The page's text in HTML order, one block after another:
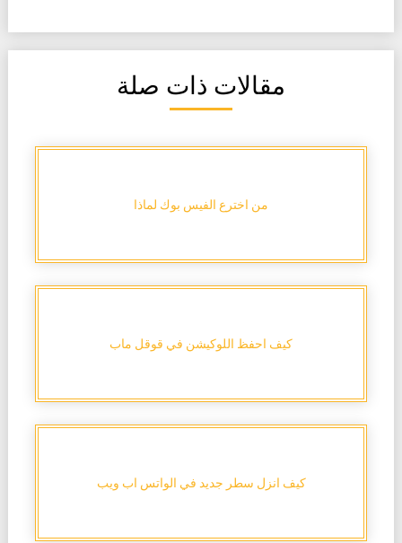
مقالات ذات صلة
من اخترع الفيس بوك لماذا
كيف احفظ اللوكيشن في قوقل ماب
كيف انزل سطر جديد في الواتس اب ويب